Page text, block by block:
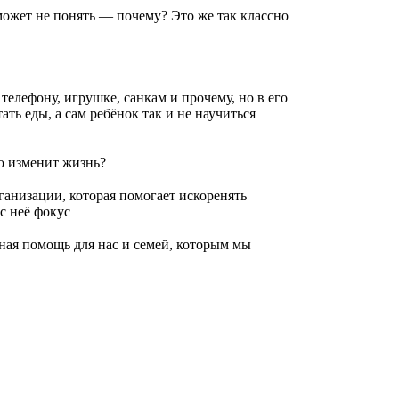
не понять — почему? Это же так классно
игрушке, санкам и прочему, но в его
еды, а сам ребёнок так и не научиться
изменит жизнь?
которая помогает искоренять
неё фокус
помощь для нас и семей, которым мы